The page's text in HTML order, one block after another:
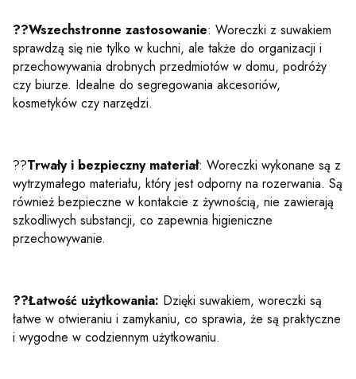
??Wszechstronne zastosowanie: Woreczki z suwakiem
sprawdzą się nie tylko w kuchni, ale także do organizacji i
przechowywania drobnych przedmiotów w domu, podróży
czy biurze. Idealne do segregowania akcesoriów,
kosmetyków czy narzędzi.
??Trwały i bezpieczny materiał: Woreczki wykonane są z
wytrzymałego materiału, który jest odporny na rozerwania. Są
również bezpieczne w kontakcie z żywnością, nie zawierają
szkodliwych substancji, co zapewnia higieniczne
przechowywanie.
??Łatwość użytkowania: Dzięki suwakiem, woreczki są
łatwe w otwieraniu i zamykaniu, co sprawia, że są praktyczne
i wygodne w codziennym użytkowaniu.